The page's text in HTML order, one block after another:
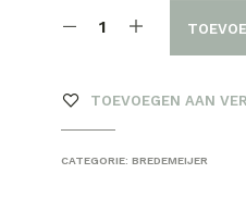
TOEVOEGEN AAN
CATEGORIE:BREDEMEIJER